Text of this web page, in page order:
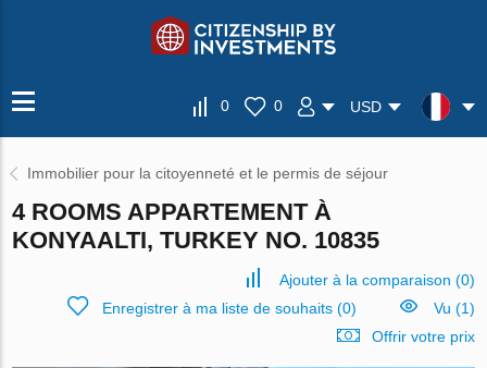
0 0 USD
Immobilier pour la citoyenneté et le permis de séjour
4 ROOMS APPARTEMENT À
KONYAALTI, TURKEY NO. 10835
Ajouter à la comparaison (0)
Enregistrer à ma liste de souhaits(0)
Vu (1)
Offrir votre prix